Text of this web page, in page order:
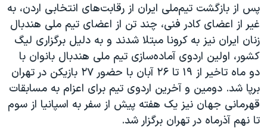
پس از بازگشت تیم‌ملی ایران از رقابت‌های انتخابی اردن، به
غیر از اعضای کادر فنی، چند تن از اعضای تیم ملی هندبال
زنان ایران نیز به کرونا مبتلا شدند و به دلیل برگزاری لیگ
کشور، اولین اردوی آماده‌سازی تیم ملی هندبال بانوان با
دو ماه تاخیر از ۱۹ تا ۲۶ آبان با حضور ۲۷ بازیکن در تهران
برپا شد. دومین و آخرین اردوی تیم برای اعزام به مسابقات
قهرمانی جهان نیز یک هفته پیش از سفر به اسپانیا از سوم
تا نهم آذرماه در تهران برگزار شد.